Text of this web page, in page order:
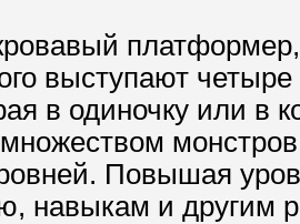
выступают
в одиночку или в
множеством
Повышая
навыкам и другим